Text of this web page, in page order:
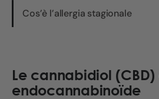
Cos’è l’allergia stagionale
Le cannabidiol (CBD)
endocannabinoïde